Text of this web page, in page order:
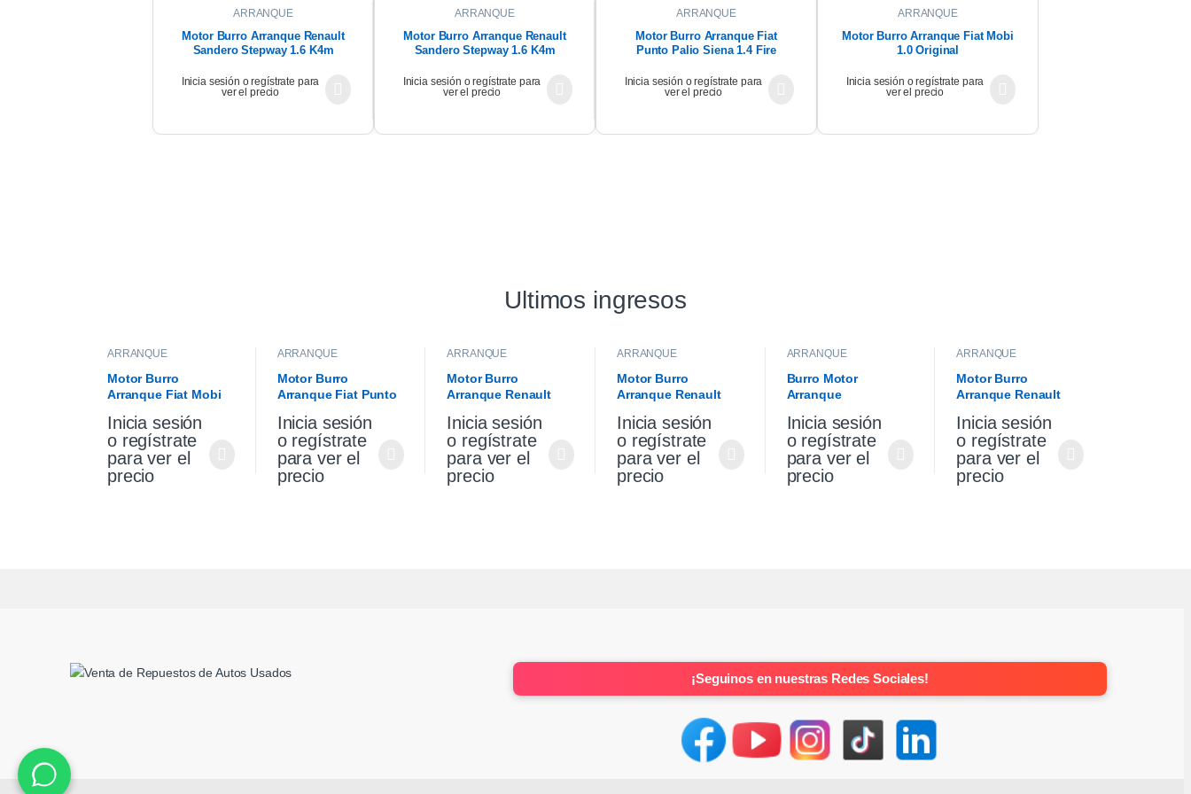
ARRANQUE
Motor Burro Arranque Renault
Sandero Stepway 1.6 K4m
Inicia sesión o regístrate para
ver el precio
ARRANQUE
Motor Burro Arranque Renault
Sandero Stepway 1.6 K4m
Inicia sesión o regístrate para
ver el precio
ARRANQUE
Motor Burro Arranque Fiat
Punto Palio Siena 1.4 Fire
Inicia sesión o regístrate para
ver el precio
ARRANQUE
Motor Burro Arranque Fiat Mobi
1.0 Original
Inicia sesión o regístrate para
ver el precio
Ultimos ingresos
ARRANQUE
Motor Burro
Arranque Fiat Mobi
Inicia sesión
o regístrate
para ver el
precio
ARRANQUE
Motor Burro
Arranque Fiat Punto
Original
Inicia sesión
o regístrate
para ver el
precio
ARRANQUE
Motor Burro
Arranque Renault
K4m Original
Inicia sesión
o regístrate
para ver el
precio
ARRANQUE
Motor Burro
Arranque Renault
K4m
Inicia sesión
o regístrate
para ver el
precio
ARRANQUE
Burro Motor
Arranque
Saveiro 1.6
Inicia sesión
o regístrate
para ver el
precio
ARRANQUE
Motor Burro
Arranque Renault
Original
Inicia sesión
o regístrate
para ver el
precio
¡Seguinos en nuestras Redes Sociales!